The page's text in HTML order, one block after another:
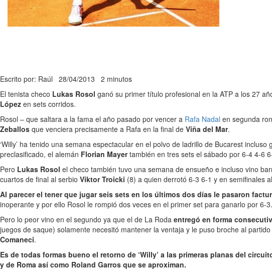
Escrito por: Raúl 28/04/2013 2 minutos
El tenista checo Lukas Rosol ganó su primer título profesional en la ATP a los 27
López en sets corridos.
Rosol – que saltara a la fama el año pasado por vencer a Rafa Nadal en segunda
Zeballos que venciera precisamente a Rafa en la final de Viña del Mar.
‘Willy’ ha tenido una semana espectacular en el polvo de ladrillo de Bucarest
preclasificado, el alemán Florian Mayertambién en tres sets el sábado por 6-4 4-6
Pero Lukas Rosol el checo también tuvo una semana de ensueño e incluso vino
cuartos de final al serbio Viktor Troicki (8) a quien derrotó 6-3 6-1 y en semifinales
Al parecer el tener que jugar seis sets en los últimos dos días le pasaron
inoperante y por ello Rosol le rompió dos veces en el primer set para ganarlo por 6-3.
Pero lo peor vino en el segundo ya que el de La Roda entregó en forma
juegos de saque) solamente necesitó mantener la ventaja y le puso broche al
Comaneci.
Es de todas formas bueno el retorno de ‘Willy’ a las primeras planas del
y de Roma así como Roland Garros que se aproximan.